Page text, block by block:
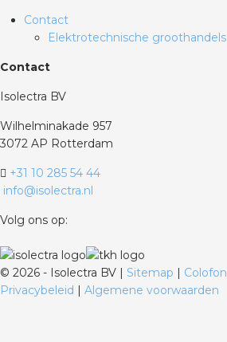
Contact
Elektrotechnische groothandels
Contact
Isolectra BV
Wilhelminakade 957
3072 AP Rotterdam
+31 10 285 54 44
info@isolectra.nl
Volg ons op:
© 2026 - Isolectra BV | Sitemap | Colofon
Privacybeleid | Algemene voorwaarden